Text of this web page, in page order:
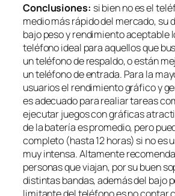
Conclusiones: si bien no es el
medio más rápido del mercado, su
bajo peso y rendimiento aceptable
teléfono ideal para aquellos que
un teléfono de respaldo, o están
un teléfono de entrada. Para la
usuarios el rendimiento gráfico y
es adecuado para realiar tareas
ejecutar juegos con gráficas
de la batería es promedio, pero
completo (hasta 12 horas) si no es
muy intensa. Altamente
personas que viajan, por su buen
distintas bandas, además del bajo